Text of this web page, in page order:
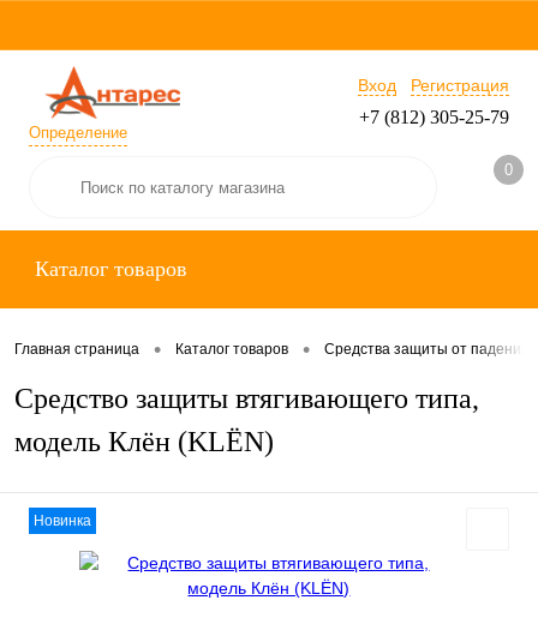
Определение
Вход Регистрация
+7 (812) 305-25-79
0
Каталог товаров
Главная страница • Каталог товаров • Средства защиты от падения
Средство защиты втягивающего типа,
модель Клён (KLЁN)
Новинка